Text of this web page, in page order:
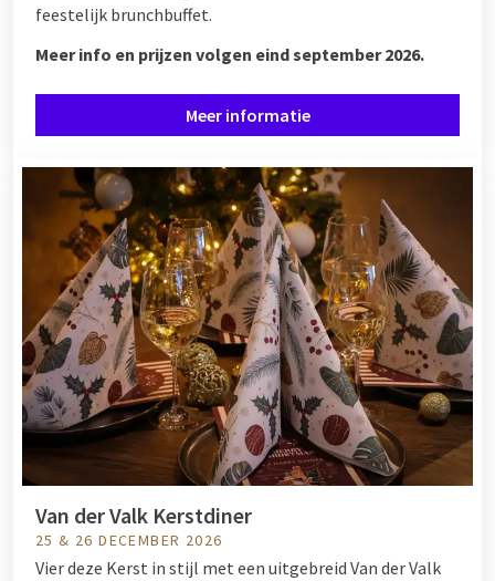
feestelijk brunchbuffet.
Meer info en prijzen volgen eind september 2026.
Meer informatie
Van der Valk Kerstdiner
25 & 26 DECEMBER 2026
Vier deze Kerst in stijl met een uitgebreid Van der Valk